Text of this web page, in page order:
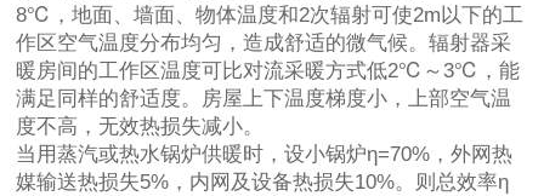
8℃，地面、墙面、物体温度和2次辐射可使2m以下的工
作区空气温度分布均匀，造成舒适的微气候。辐射器采
暖房间的工作区温度可比对流采暖方式低2℃～3℃，能
满足同样的舒适度。房屋上下温度梯度小，上部空气温
度不高，无效热损失减小。
当用蒸汽或热水锅炉供暖时，设小锅炉η=70%，外网热
媒输送热损失5%，内网及设备热损失10%。则总效率η